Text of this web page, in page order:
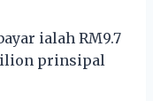
ialah RM9.7
prinsipal